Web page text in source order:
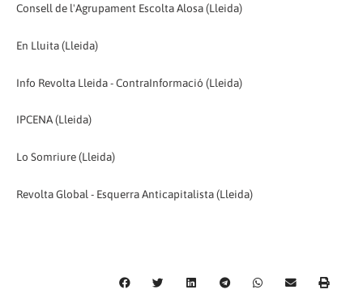
Consell de l'Agrupament Escolta Alosa (Lleida)
En Lluita (Lleida)
Info Revolta Lleida - ContraInformació (Lleida)
IPCENA (Lleida)
Lo Somriure (Lleida)
Revolta Global - Esquerra Anticapitalista (Lleida)